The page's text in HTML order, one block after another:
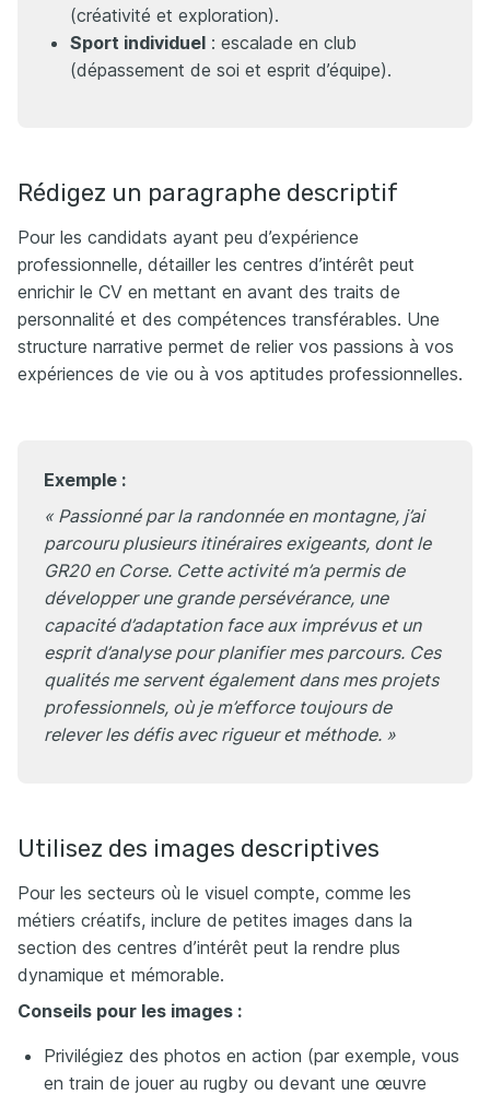
(créativité et exploration).
Sport individuel : escalade en club
(dépassement de soi et esprit d’équipe).
Rédigez un paragraphe descriptif
Pour les candidats ayant peu d’expérience
professionnelle, détailler les centres d’intérêt peut
enrichir le CV en mettant en avant des traits de
personnalité et des compétences transférables. Une
structure narrative permet de relier vos passions à vos
expériences de vie ou à vos aptitudes professionnelles.
Exemple :
« Passionné par la randonnée en montagne, j’ai
parcouru plusieurs itinéraires exigeants, dont le
GR20 en Corse. Cette activité m’a permis de
développer une grande persévérance, une
capacité d’adaptation face aux imprévus et un
esprit d’analyse pour planifier mes parcours. Ces
qualités me servent également dans mes projets
professionnels, où je m’efforce toujours de
relever les défis avec rigueur et méthode. »
Utilisez des images descriptives
Pour les secteurs où le visuel compte, comme les
métiers créatifs, inclure de petites images dans la
section des centres d’intérêt peut la rendre plus
dynamique et mémorable.
Conseils pour les images :
Privilégiez des photos en action (par exemple, vous
en train de jouer au rugby ou devant une œuvre